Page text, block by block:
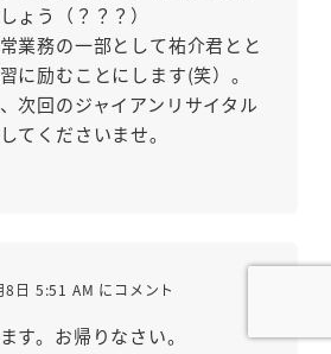
ょう（？？？）
業務の一部として祐介君とと
に励むことにします(笑）。
次回のジャイアンリサイタル
てくださいませ｡
日 5:51 AM にコメント
す。お帰りなさい。